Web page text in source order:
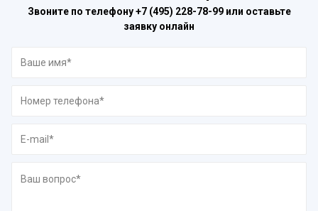
Звоните по телефону+7 (495) 228-78-99или оставьте
заявку онлайн